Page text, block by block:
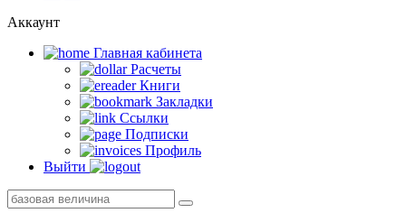
Аккаунт
Главная кабинетa
Расчеты
Книги
Закладки
Ссылки
Подписки
Профиль
Выйти